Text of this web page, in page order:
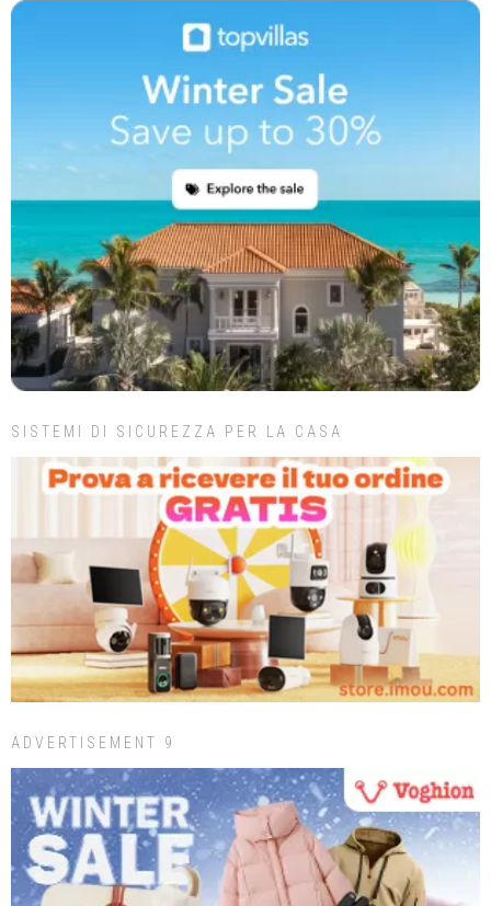
SISTEMI DI SICUREZZA PER LA CASA
ADVERTISEMENT 9